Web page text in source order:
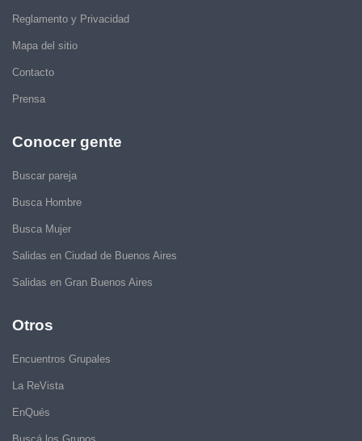
Reglamento y Privacidad
Mapa del sitio
Contacto
Prensa
Conocer gente
Buscar pareja
Busca Hombre
Busca Mujer
Salidas en Ciudad de Buenos Aires
Salidas en Gran Buenos Aires
Otros
Encuentros Grupales
La ReVista
EnQués
Buscá los Grupos